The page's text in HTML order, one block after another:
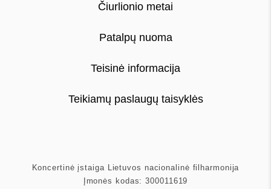
Čiurlionio metai
Patalpų nuoma
Teisinė informacija
Teikiamų paslaugų taisyklės
Koncertinė įstaiga Lietuvos nacionalinė filharmonija
Įmonės kodas: 300011619